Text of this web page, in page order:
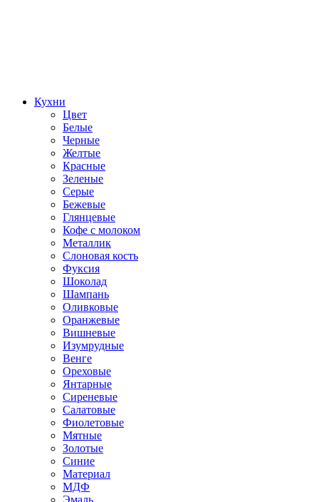
Кухни
Цвет
Белые
Черные
Желтые
Красные
Зеленые
Серые
Бежевые
Глянцевые
Кофе с молоком
Металлик
Слоновая кость
Фуксия
Шоколад
Шампань
Оливковые
Оранжевые
Вишневые
Изумрудные
Венге
Ореховые
Янтарные
Сиреневые
Салатовые
Фиолетовые
Мятные
Золотые
Синие
Материал
МДФ
Эмаль